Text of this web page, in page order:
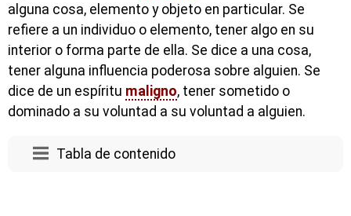
alguna cosa, elemento y objeto en particular. Se
refiere a un individuo o elemento, tener algo en su
interior o forma parte de ella. Se dice a una cosa,
tener alguna influencia poderosa sobre alguien. Se
dice de un espíritu maligno, tener sometido o
dominado a su voluntad a su voluntad a alguien.
Tabla de contenido